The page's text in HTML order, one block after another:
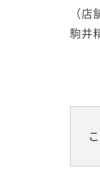
（店
駒井